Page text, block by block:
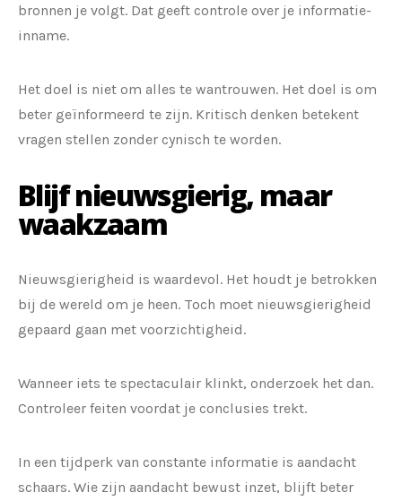
bronnen je volgt. Dat geeft controle over je informatie-
inname.
Het doel is niet om alles te wantrouwen. Het doel is om
beter geïnformeerd te zijn. Kritisch denken betekent
vragen stellen zonder cynisch te worden.
Blijf nieuwsgierig, maar
waakzaam
Nieuwsgierigheid is waardevol. Het houdt je betrokken
bij de wereld om je heen. Toch moet nieuwsgierigheid
gepaard gaan met voorzichtigheid.
Wanneer iets te spectaculair klinkt, onderzoek het dan.
Controleer feiten voordat je conclusies trekt.
In een tijdperk van constante informatie is aandacht
schaars. Wie zijn aandacht bewust inzet, blijft beter